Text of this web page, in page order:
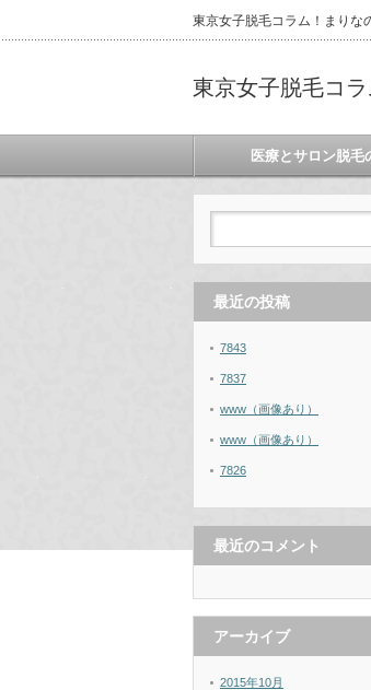
東京女子脱毛コラム！まりな
東京女子脱毛コ
医療とサロン脱毛
最近の投稿
7843
7837
www（画像あり）
www（画像あり）
7826
最近のコメント
アーカイブ
2015年10月